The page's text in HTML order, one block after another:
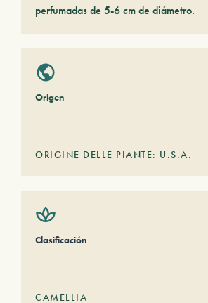
perfumadas de 5-6 cm de diámetro.
Origen
ORIGINE DELLE PIANTE: U.S.A.
Clasificación
CAMELLIA